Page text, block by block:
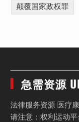
颠覆国家政权罪
急需资源
法律服务资源 医疗
请注意：权利运动